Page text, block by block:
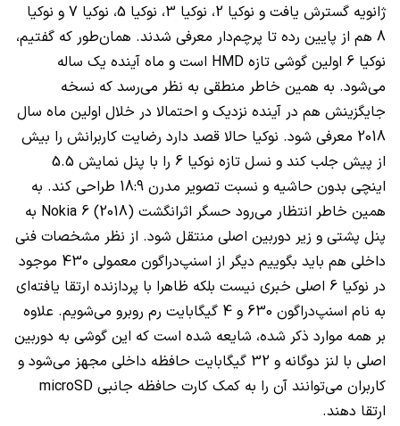
ژانویه گسترش یافت و نوکیا 2، نوکیا 3، نوکیا 5، نوکیا 7 و نوکیا
8 هم از پایین رده تا پرچم‌دار معرفی شدند. همان‌طور که گفتیم،
نوکیا 6 اولین گوشی تازه
HMD است و ماه آینده یک ساله
می‌شود. به همین خاطر منطقی به نظر می‌رسد که نسخه
جایگزینش هم در آینده نزدیک و احتمالا در خلال اولین ماه سال
2018 معرفی شود. نوکیا حالا قصد دارد رضایت کاربرانش را بیش
از پیش جلب کند و نسل تازه نوکیا 6 را با پنل نمایش 5.5
اینچی بدون حاشیه و نسبت تصویر مدرن 18:9 طراحی کند. به
همین خاطر انتظار می‌رود حسگر اثرانگشت Nokia 6 (2018) به
پنل پشتی و زیر دوربین اصلی منتقل شود. از نظر مشخصات فنی
داخلی هم باید بگوییم دیگر از اسنپ‌دراگون معمولی 430 موجود
در نوکیا 6 اصلی خبری نیست بلکه ظاهرا با پردازنده ارتقا یافته‌ای
به نام اسنپ‌دراگون 630 و 4 گیگابایت رم روبرو می‌شویم. علاوه
بر همه موارد ذکر شده، شایعه شده است که این گوشی به دوربین
اصلی با لنز دوگانه و 32 گیگابایت حافظه داخلی مجهز می‌شود و
کاربران می‌توانند آن را به کمک کارت حافظه جانبی microSD
ارتقا دهند.